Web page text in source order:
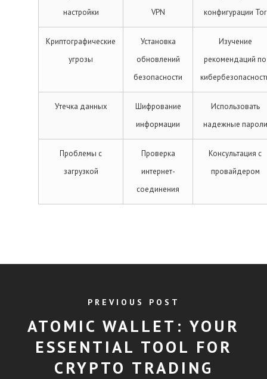
настройки
VPN
конфигурации Tor
Криптографические
угрозы
Установка
обновлений
безопасности
Изучение
рекомендаций по
Утечка данных
Шифрование
информации
Использовать
надежные пароли
Проблемы с
загрузкой
Проверка
интернет-
соединения
Консультация с
провайдером
PREVIOUS POST
ATOMIC WALLET: YOUR
ESSENTIAL TOOL FOR
CRYPTO TRADING